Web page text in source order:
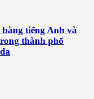
tiếng Anh và
thành phố